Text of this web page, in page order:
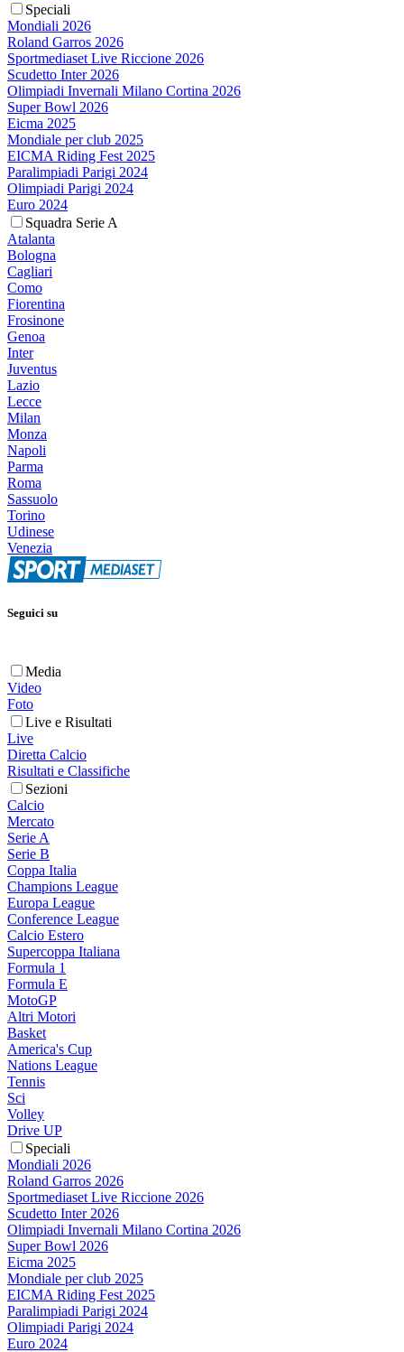
Speciali
Mondiali 2026
Roland Garros 2026
Sportmediaset Live Riccione 2026
Scudetto Inter 2026
Olimpiadi Invernali Milano Cortina 2026
Super Bowl 2026
Eicma 2025
Mondiale per club 2025
EICMA Riding Fest 2025
Paralimpiadi Parigi 2024
Olimpiadi Parigi 2024
Euro 2024
Squadra Serie A
Atalanta
Bologna
Cagliari
Como
Fiorentina
Frosinone
Genoa
Inter
Juventus
Lazio
Lecce
Milan
Monza
Napoli
Parma
Roma
Sassuolo
Torino
Udinese
Venezia
Seguici su
Media
Video
Foto
Live e Risultati
Live
Diretta Calcio
Risultati e Classifiche
Sezioni
Calcio
Mercato
Serie A
Serie B
Coppa Italia
Champions League
Europa League
Conference League
Calcio Estero
Supercoppa Italiana
Formula 1
Formula E
MotoGP
Altri Motori
Basket
America's Cup
Nations League
Tennis
Sci
Volley
Drive UP
Speciali
Mondiali 2026
Roland Garros 2026
Sportmediaset Live Riccione 2026
Scudetto Inter 2026
Olimpiadi Invernali Milano Cortina 2026
Super Bowl 2026
Eicma 2025
Mondiale per club 2025
EICMA Riding Fest 2025
Paralimpiadi Parigi 2024
Olimpiadi Parigi 2024
Euro 2024